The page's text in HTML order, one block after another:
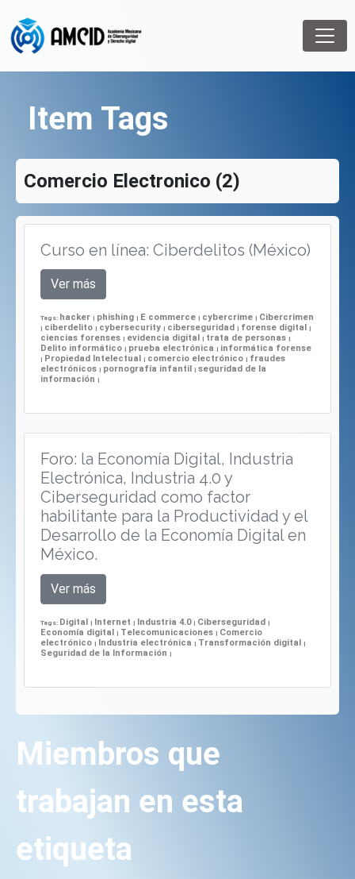
Item Tags
Comercio Electronico (2)
Curso en línea: Ciberdelitos (México)
Ver más
Tags: hacker | phishing | E commerce | cybercrime | Cibercrimen
| ciberdelito | cybersecurity | ciberseguridad | forense digital |
ciencias forenses | evidencia digital | trata de personas |
Delito informático | prueba electrónica | informática forense
| Propiedad Intelectual | comercio electrónico | fraudes
electrónicos | pornografía infantil | seguridad de la
información |
Foro: la Economía Digital, Industria
Electrónica, Industria 4.0 y
Ciberseguridad como factor
habilitante para la Productividad y el
Desarrollo de la Economía Digital en
México.
Ver más
Tags: Digital | Internet | Industria 4.0 | Ciberseguridad |
Economía digital | Telecomunicaciones | Comercio
electrónico | Industria electrónica | Transformación digital |
Seguridad de la Información |
Miembros que
trabajan en esta
etiqueta